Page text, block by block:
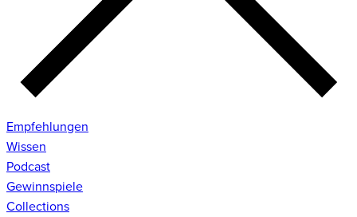
Empfehlungen
Wissen
Podcast
Gewinnspiele
Collections